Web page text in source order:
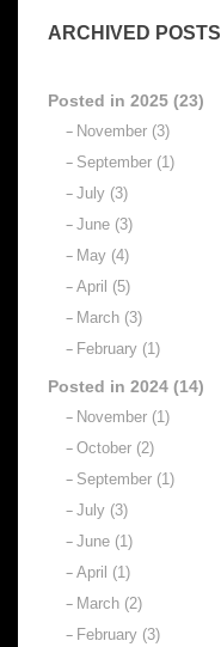
ARCHIVED POSTS
Posted in 2025 (23)
November (3)
September (1)
July (3)
June (3)
May (4)
April (5)
March (3)
February (1)
Posted in 2024 (14)
November (1)
October (2)
September (1)
July (3)
June (1)
April (1)
March (2)
February (3)